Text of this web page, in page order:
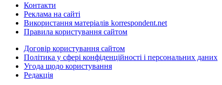
Контакти
Реклама на сайті
Використання матеріалів korrespondent.net
Правила користування сайтом
Договір користування сайтом
Політика у сфері конфіденційності і персональних даних
Угода щодо користування
Редакція